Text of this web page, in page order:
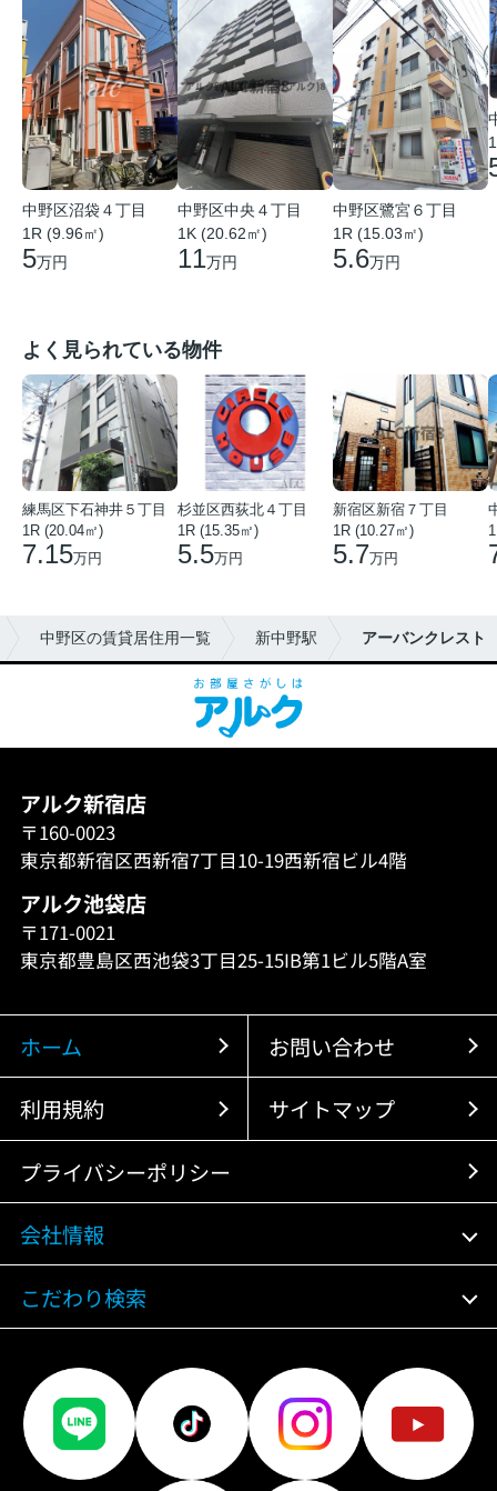
中野区沼袋４丁目
1R (9.96㎡)
5万円
中野区中央４丁目
1K (20.62㎡)
11万円
中野区鷺宮６丁目
1R (15.03㎡)
5.6万円
よく見られている物件
練馬区下石神井５丁目
1R (20.04㎡)
7.15万円
杉並区西荻北４丁目
1R (15.35㎡)
5.5万円
新宿区新宿７丁目
1R (10.27㎡)
5.7万円
中野区の賃貸居住用一覧 新中野駅 アーバンクレスト
アルク新宿店
〒160-0023
東京都新宿区西新宿7丁目10-19西新宿ビル4階
アルク池袋店
〒171-0021
東京都豊島区西池袋3丁目25-15IB第1ビル5階A室
ホーム お問い合わせ
利用規約 サイトマップ
プライバシーポリシー
会社情報
こだわり検索